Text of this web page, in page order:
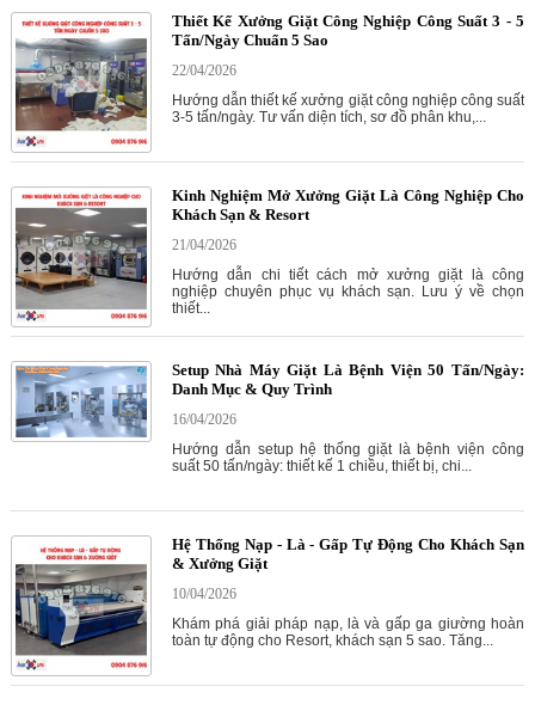
Thiết Kế Xưởng Giặt Công Nghiệp Công Suất 3 - 5
Tấn/Ngày Chuẩn 5 Sao
22/04/2026
Hướng dẫn thiết kế xưởng giặt công nghiệp công suất
3-5 tấn/ngày. Tư vấn diện tích, sơ đồ phân khu,...
Kinh Nghiệm Mở Xưởng Giặt Là Công Nghiệp Cho
Khách Sạn & Resort
21/04/2026
Hướng dẫn chi tiết cách mở xưởng giặt là công
nghiệp chuyên phục vụ khách sạn. Lưu ý về chọn
thiết...
Setup Nhà Máy Giặt Là Bệnh Viện 50 Tấn/Ngày:
Danh Mục & Quy Trình
16/04/2026
Hướng dẫn setup hệ thống giặt là bệnh viện công
suất 50 tấn/ngày: thiết kế 1 chiều, thiết bị, chi...
Hệ Thống Nạp - Là - Gấp Tự Động Cho Khách Sạn
& Xưởng Giặt
10/04/2026
Khám phá giải pháp nạp, là và gấp ga giường hoàn
toàn tự động cho Resort, khách sạn 5 sao. Tăng...